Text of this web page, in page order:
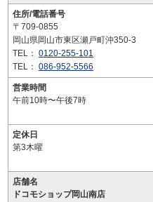
住所/電話番号
〒709-0855
岡山県岡山市東区瀬戸町沖350-3
TEL： 0120-255-101
TEL： 086-952-5566
営業時間
午前10時〜午後7時
定休日
第3木曜
店舗名
ドコモショップ岡山南店